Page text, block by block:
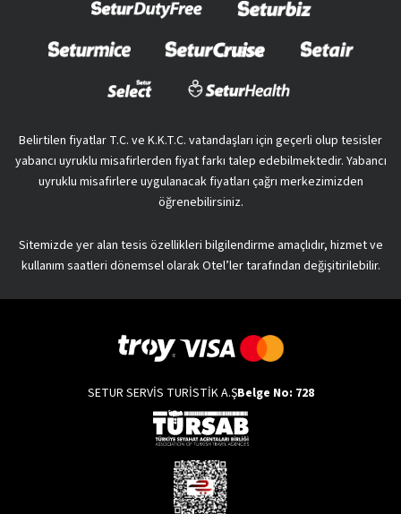
Belirtilen fiyatlar T.C. ve K.K.T.C. vatandaşları için geçerli olup tesisler
yabancı uyruklu misafirlerden fiyat farkı talep edebilmektedir. Yabancı
uyruklu misafirlere uygulanacak fiyatları çağrı merkezimizden
öğrenebilirsiniz.
Sitemizde yer alan tesis özellikleri bilgilendirme amaçlıdır, hizmet ve
kullanım saatleri dönemsel olarak Otel’ler tarafından değişitirilebilir.
SETUR SERVİS TURİSTİK A.ŞBelge No: 728